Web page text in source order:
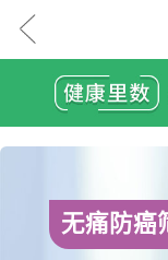
无痛防